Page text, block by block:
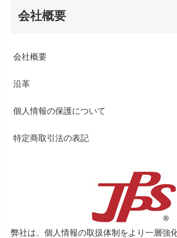
会社概要
会社概要
沿革
個人情報の保護について
特定商取引法の表記
弊社は、個人情報の取扱体制をより一層強